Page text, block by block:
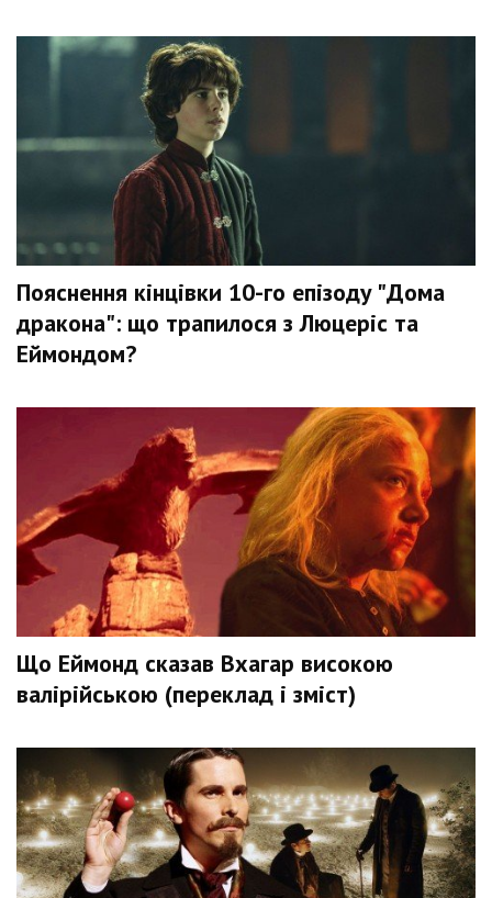
Пояснення кінцівки 10-го епізоду "Дома
дракона": що трапилося з Люцеріс та
Еймондом?
Що Еймонд сказав Вхагар високою
валірійською (переклад і зміст)